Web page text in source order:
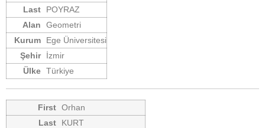
POYRAZ
Geometri
Ege Üniversitesi
İzmir
Türkiye
Orhan
KURT